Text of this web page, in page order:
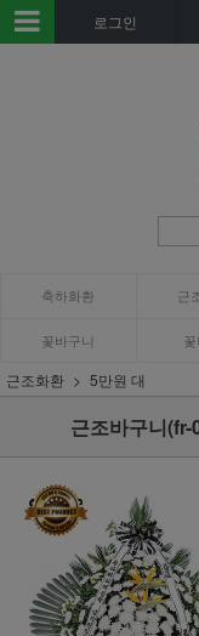
로그인
축하화환 근
꽃바구니
근조화환 5만원 대
근조바구니